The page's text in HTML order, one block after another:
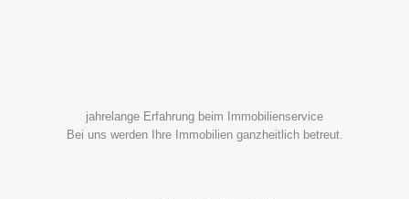
jahrelange Erfahrung beim Immobilienservice
Bei uns werden Ihre Immobilien ganzheitlich betreut.